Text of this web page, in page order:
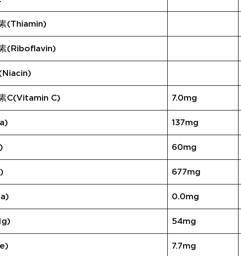
(Thiamin)
(Riboflavin)
C(Vitamin C) 7.0mg
137mg
60mg
677mg
0.0mg
54mg
7.7mg